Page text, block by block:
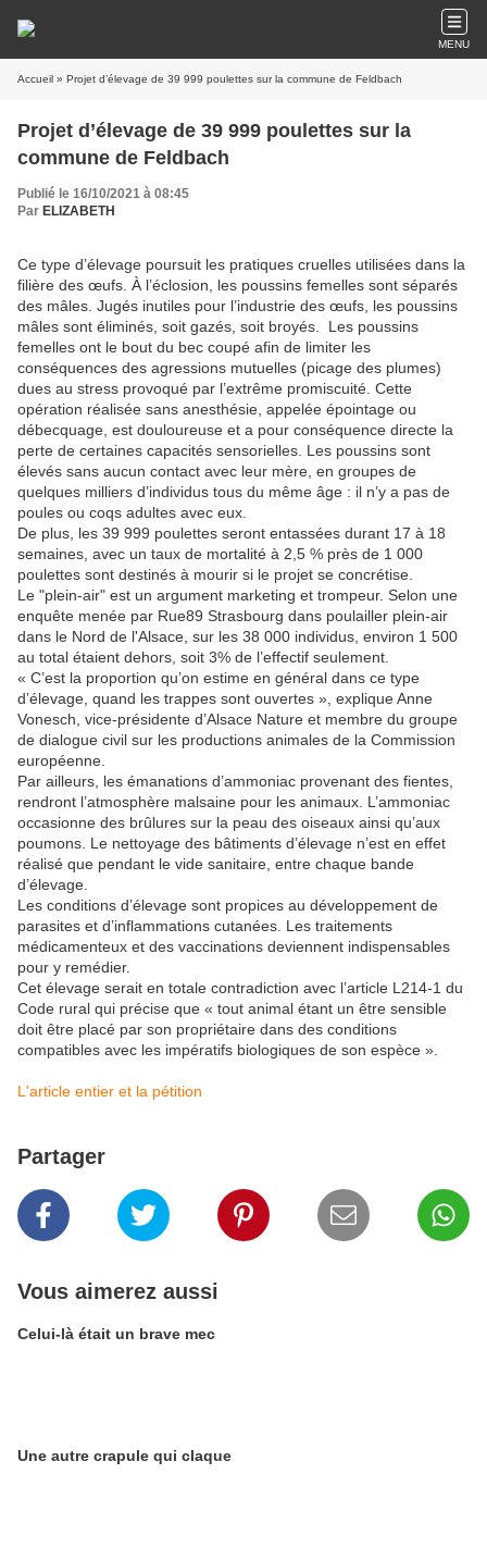
MENU
Accueil » Projet d’élevage de 39 999 poulettes sur la commune de Feldbach
Projet d’élevage de 39 999 poulettes sur la
commune de Feldbach
Publié le 16/10/2021 à 08:45
Par ELIZABETH
Ce type d’élevage poursuit les pratiques cruelles utilisées dans la
filière des œufs. À l’éclosion, les poussins femelles sont séparés
des mâles. Jugés inutiles pour l’industrie des œufs, les poussins
mâles sont éliminés, soit gazés, soit broyés. Les poussins
femelles ont le bout du bec coupé afin de limiter les
conséquences des agressions mutuelles (picage des plumes)
dues au stress provoqué par l’extrême promiscuité. Cette
opération réalisée sans anesthésie, appelée épointage ou
débecquage, est douloureuse et a pour conséquence directe la
perte de certaines capacités sensorielles. Les poussins sont
élevés sans aucun contact avec leur mère, en groupes de
quelques milliers d’individus tous du même âge : il n’y a pas de
poules ou coqs adultes avec eux.
De plus, les 39 999 poulettes seront entassées durant 17 à 18
semaines, avec un taux de mortalité à 2,5 % près de 1 000
poulettes sont destinés à mourir si le projet se concrétise.
Le "plein-air" est un argument marketing et trompeur. Selon une
enquête menée par Rue89 Strasbourg dans poulailler plein-air
dans le Nord de l'Alsace, sur les 38 000 individus, environ 1 500
au total étaient dehors, soit 3% de l’effectif seulement.
« C’est la proportion qu’on estime en général dans ce type
d’élevage, quand les trappes sont ouvertes », explique Anne
Vonesch, vice-présidente d’Alsace Nature et membre du groupe
de dialogue civil sur les productions animales de la Commission
européenne.
Par ailleurs, les émanations d’ammoniac provenant des fientes,
rendront l’atmosphère malsaine pour les animaux. L’ammoniac
occasionne des brûlures sur la peau des oiseaux ainsi qu’aux
poumons. Le nettoyage des bâtiments d’élevage n’est en effet
réalisé que pendant le vide sanitaire, entre chaque bande
d’élevage.
Les conditions d’élevage sont propices au développement de
parasites et d’inflammations cutanées. Les traitements
médicamenteux et des vaccinations deviennent indispensables
pour y remédier.
Cet élevage serait en totale contradiction avec l’article L214-1 du
Code rural qui précise que « tout animal étant un être sensible
doit être placé par son propriétaire dans des conditions
compatibles avec les impératifs biologiques de son espèce ».
L'article entier et la pétition
Partager
Vous aimerez aussi
Celui-là était un brave mec
Une autre crapule qui claque